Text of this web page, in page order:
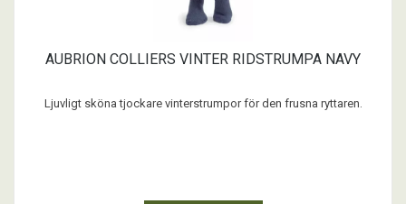
AUBRION COLLIERS VINTER RIDSTRUMPA NAVY
Ljuvligt sköna tjockare vinterstrumpor för den frusna ryttaren.